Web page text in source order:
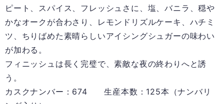
ピート、スパイス、フレッシュさに、塩、バニラ、穏や
かなオークが合わさり、レモンドリズルケーキ、ハチミ
ツ、ちりばめた素晴らしいアイシングシュガーの味わい
が加わる。
フィニッシュは長く完璧で、素敵な夜の終わりへと誘
う。
カスクナンバー：674 生産本数：125本（ナンバリ